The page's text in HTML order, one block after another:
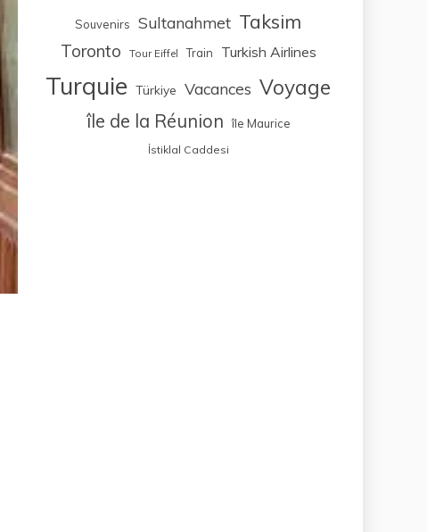
Souvenirs Sultanahmet Taksim
Toronto Tour Eiffel Train Turkish Airlines
Turquie Türkiye Vacances Voyage
île de la Réunion île Maurice
İstiklal Caddesi